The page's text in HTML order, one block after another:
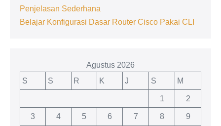
Penjelasan Sederhana
Belajar Konfigurasi Dasar Router Cisco Pakai CLI
Agustus 2026
S
S R K J S M
1 2
3 4 5 6 7 8 9